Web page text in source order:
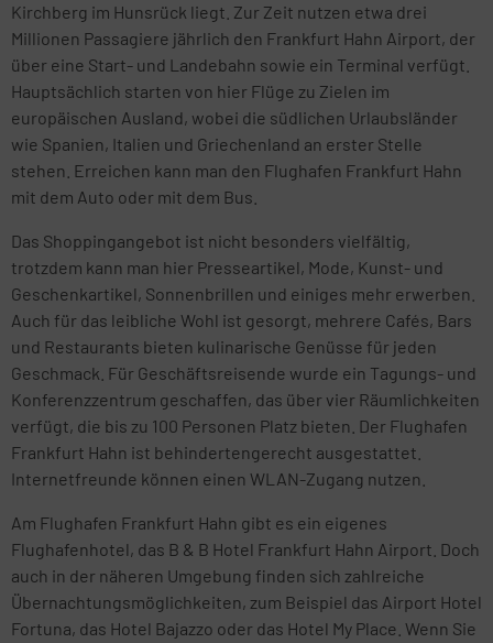
Kirchberg im Hunsrück liegt. Zur Zeit nutzen etwa drei
Millionen Passagiere jährlich den Frankfurt Hahn Airport, der
über eine Start- und Landebahn sowie ein Terminal verfügt.
Hauptsächlich starten von hier Flüge zu Zielen im
europäischen Ausland, wobei die südlichen Urlaubsländer
wie Spanien, Italien und Griechenland an erster Stelle
stehen. Erreichen kann man den Flughafen Frankfurt Hahn
mit dem Auto oder mit dem Bus.
Das Shoppingangebot ist nicht besonders vielfältig,
trotzdem kann man hier Presseartikel, Mode, Kunst- und
Geschenkartikel, Sonnenbrillen und einiges mehr erwerben.
Auch für das leibliche Wohl ist gesorgt, mehrere Cafés, Bars
und Restaurants bieten kulinarische Genüsse für jeden
Geschmack. Für Geschäftsreisende wurde ein Tagungs- und
Konferenzzentrum geschaffen, das über vier Räumlichkeiten
verfügt, die bis zu 100 Personen Platz bieten. Der Flughafen
Frankfurt Hahn ist behindertengerecht ausgestattet.
Internetfreunde können einen WLAN-Zugang nutzen.
Am Flughafen Frankfurt Hahn gibt es ein eigenes
Flughafenhotel, das B & B Hotel Frankfurt Hahn Airport. Doch
auch in der näheren Umgebung finden sich zahlreiche
Übernachtungsmöglichkeiten, zum Beispiel das Airport Hotel
Fortuna, das Hotel Bajazzo oder das Hotel My Place. Wenn Sie